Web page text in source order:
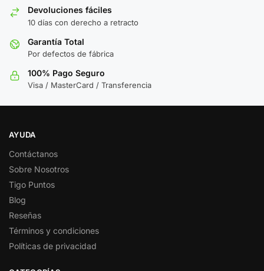
Devoluciones fáciles
10 días con derecho a retracto
Garantía Total
Por defectos de fábrica
100% Pago Seguro
Visa / MasterCard / Transferencia
AYUDA
Contáctanos
Sobre Nosotros
Tigo Puntos
Blog
Reseñas
Términos y condiciones
Políticas de privacidad